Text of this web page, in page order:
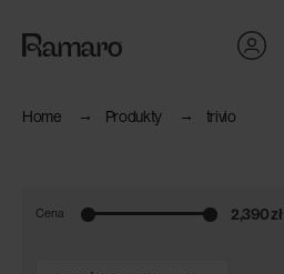
Home Produkty trivio
Cena 2,390 zł